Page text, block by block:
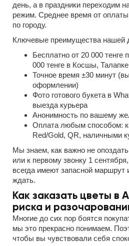
день, а в праздники переходим
режим. Среднее время от
по городу.
Ключевые преимущества нашей
Бесплатно от 20 000 тенге
000 тенге в Косшы,
Точное время ±30 минут
оформлении)
Фото готового букета в
выезда курьера
Анонимность по вашему
Оплата любым способом:
Red/Gold, QR, наличными
Мы знаем, как важно не
или к первому звонку 1
всегда имеют запасной маршрут
ждать.
Как заказать цветы в
риска и
Многие до сих пор боятся
мы это прекрасно понимаем.
чтобы вы чувствовали себя